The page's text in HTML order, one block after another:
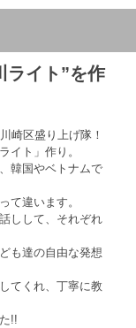
ライト”を作
崎区盛り上げ隊！
イト」作り。
韓国やベトナムで
て違います。
しして、それぞれ
も達の自由な発想
てくれ、丁寧に教
!!